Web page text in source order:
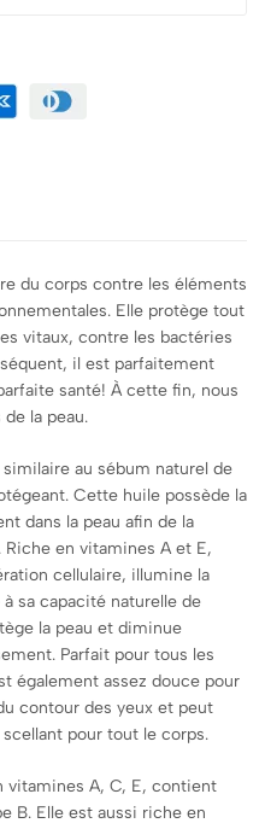
du corps contre les éléments
Elle protège tout
vitaux, contre les bactéries
il est parfaitement
santé! À cette fin, nous
la peau.
au sébum naturel de
Cette huile possède la
dans la peau afin de la
en vitamines A et E,
cellulaire, illumine la
sa capacité naturelle de
la peau et diminue
Parfait pour tous les
également assez douce pour
contour des yeux et peut
pour tout le corps.
vitamines A, C, E, contient
B. Elle est aussi riche en